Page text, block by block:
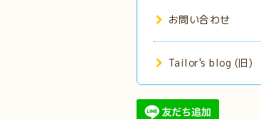
お問い合わせ
Tailor's blog (旧)